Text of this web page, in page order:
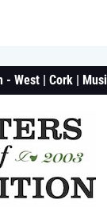
- West | Cork |